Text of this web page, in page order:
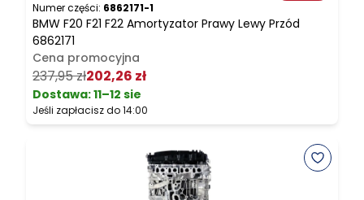
Numer części: 6862171-1
BMW F20 F21 F22 Amortyzator Prawy Lewy Przód
6862171
Cena promocyjna
237,95 zł202,26 zł
Dostawa:11–12 sie
Jeśli zapłacisz do 14:00